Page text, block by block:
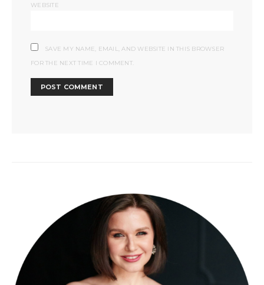
WEBSITE
SAVE MY NAME, EMAIL, AND WEBSITE IN THIS BROWSER
FOR THE NEXT TIME I COMMENT.